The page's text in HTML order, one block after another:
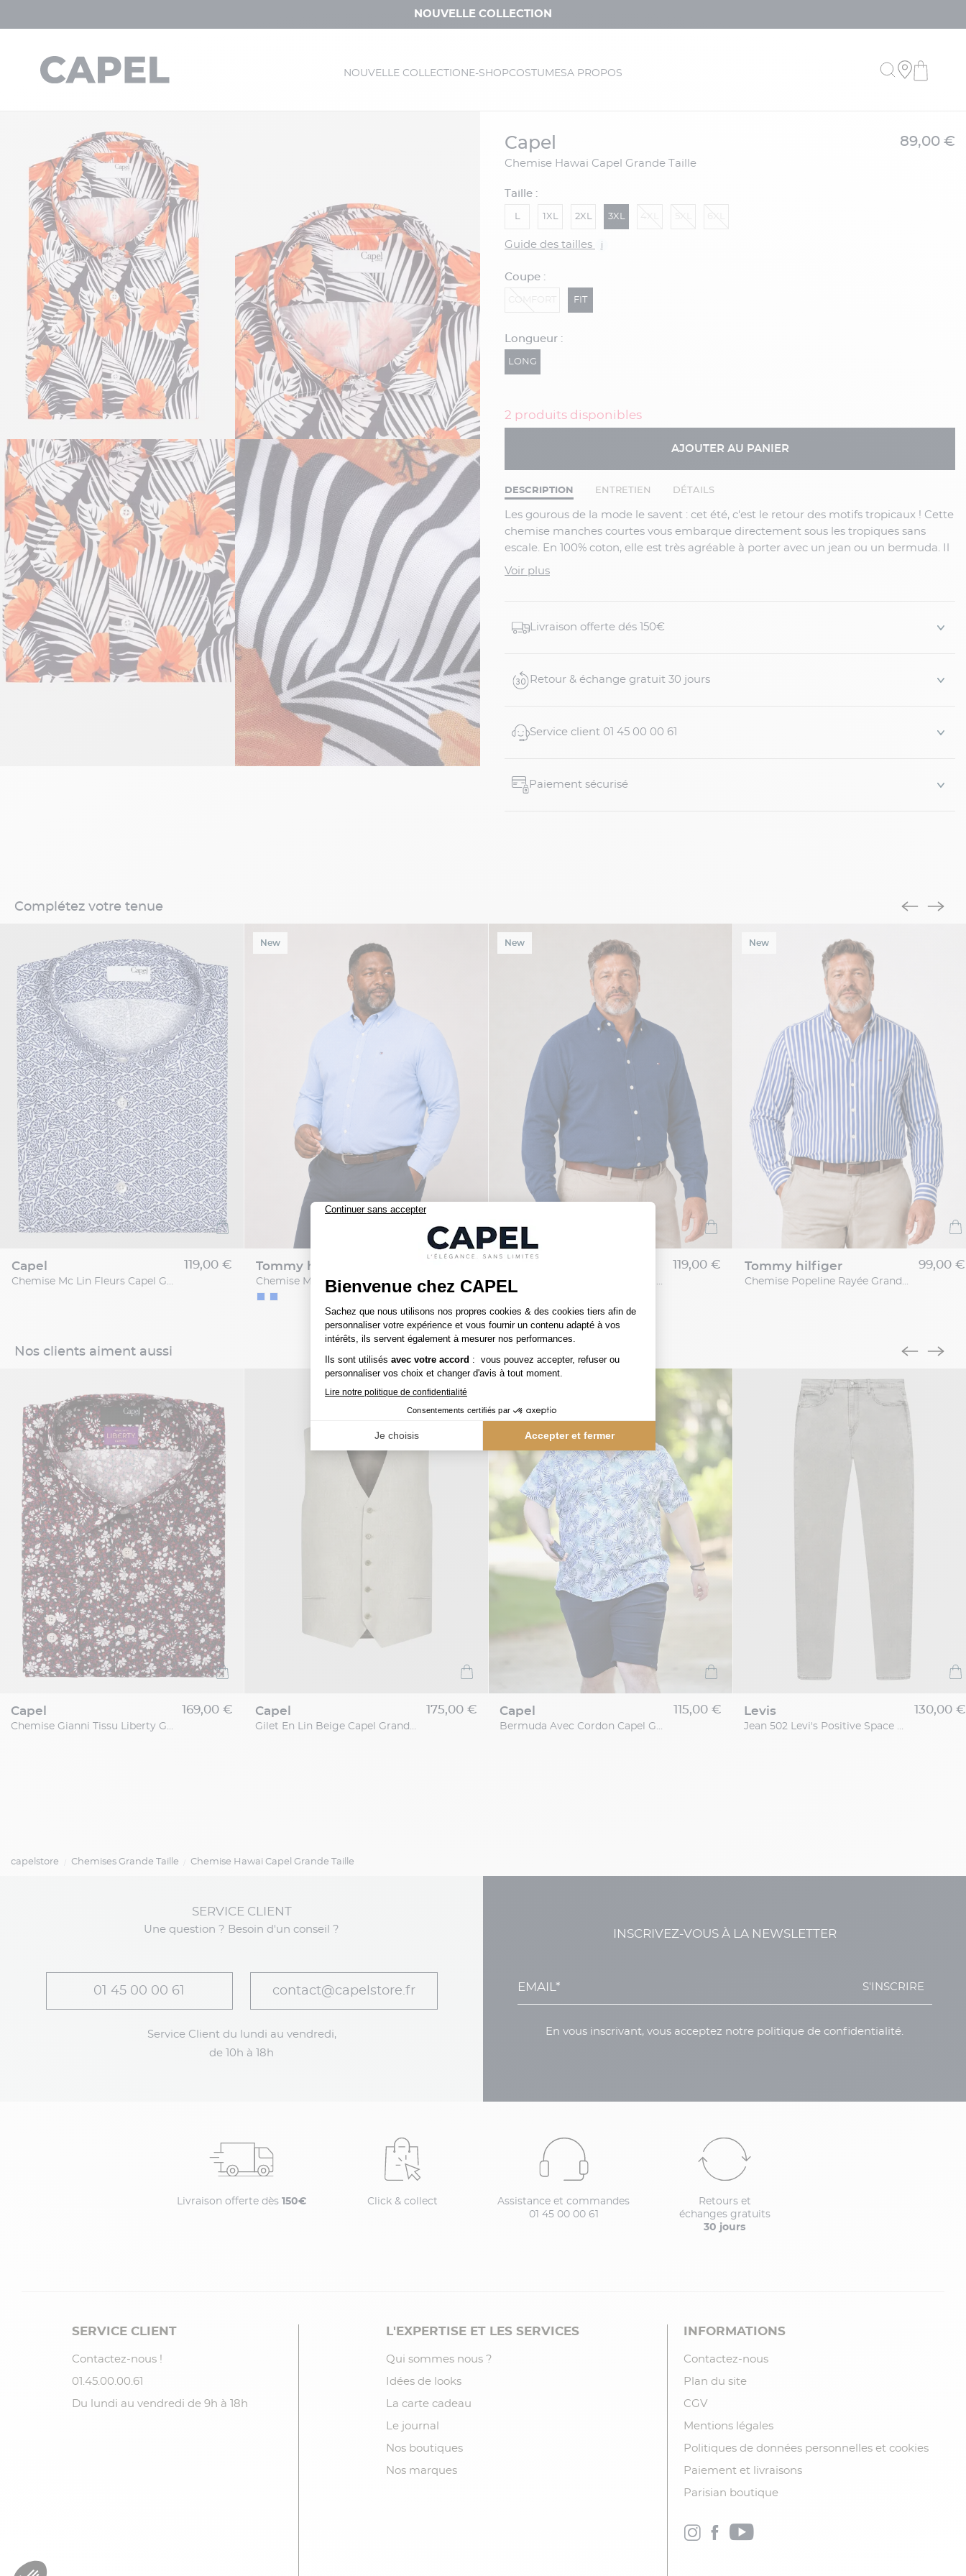
NOUVELLE COLLECTION
NOUVELLE COLLECTION E-SHOPCOSTUMESA PROPOS
capel
Chemise Hawai Capel Grande Taille
89,00 €
Taille :
L 1XL 2XL 3XL
Guide des tailles i
Coupe :
FIT
Longueur :
LONG
2 produits disponibles
AJOUTER AU PANIER
DESCRIPTION ENTRETIEN DÉTAILS
Les gourous de la mode le savent : cet été, c'est le retour des motifs tropicaux ! Cette
chemise manches courtes vous embarque directement sous les tropiques sans
escale. En 100% coton, elle est très agréable à porter avec un jean ou un bermuda. Il
n'en faut pas plus, c'est une pièce forte qui se suffit à elle-même. Elle se porte avec
• Col cu...
Voir plus
Livraison offerte dés 150€
Retour & échange gratuit 30 jours
Service client 01 45 00 00 61
Paiement sécurisé
Complétez votre tenue
capel
Chemise Mc Lin Fleurs Capel Grande Taille
119,00 €
New
tommy hilfiger
New
Chemise Maille Piquée Grande Taille Bleue
119,00 €
New
tommy hilfiger
Chemise Popeline Rayée Grande Taille Bleue et Blanche
99,00 €
Nos clients aiment aussi
capel
Chemise Gianni Tissu Liberty Grande Taille
169,00 € capel
Gilet En Lin Beige Capel Grande Taille
175,00 € capel
Bermuda Avec Cordon Capel Grande Taille
115,00 € levis
Jean 502 Levi's Positive Space Grande Taille
130,00 €
capelstore Chemises Grande Taille Chemise Hawai Capel Grande Taille
SERVICE CLIENT
Une question ? Besoin d'un conseil ?
01 45 00 00 61 contact@capelstore.fr
Service Client du lundi au vendredi,
de 10h à 18h
INSCRIVEZ-VOUS À LA NEWSLETTER
S'INSCRIRE
En vous inscrivant, vous acceptez notre politique de confidentialité.
Livraison offerte dès 150€ Click & collect
Assistance et commandes
01 45 00 00 61
Retours et
échanges gratuits
30 jours
SERVICE CLIENT
Contactez-nous !
01.45.00.00.61
Du lundi au vendredi de 9h à 18h
L'EXPERTISE ET LES SERVICES
Qui sommes nous ?
Idées de looks
La carte cadeau
Le journal
Nos boutiques
Nos marques
INFORMATIONS
Contactez-nous
Plan du site
CGV
Mentions légales
Politiques de données personnelles et cookies
Paiement et livraisons
Parisian boutique